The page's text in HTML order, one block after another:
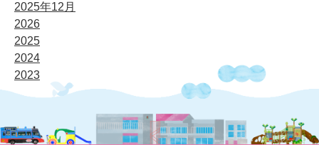
2025年12月
2026
2025
2024
2023